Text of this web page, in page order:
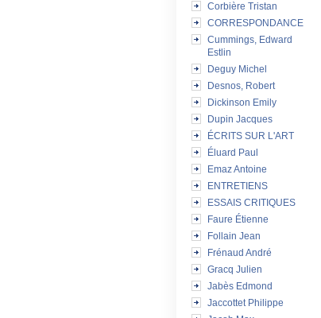
Corbière Tristan
CORRESPONDANCE
Cummings, Edward
Estlin
Deguy Michel
Desnos, Robert
Dickinson Emily
Dupin Jacques
ÉCRITS SUR L'ART
Éluard Paul
Emaz Antoine
ENTRETIENS
ESSAIS CRITIQUES
Faure Étienne
Follain Jean
Frénaud André
Gracq Julien
Jabès Edmond
Jaccottet Philippe